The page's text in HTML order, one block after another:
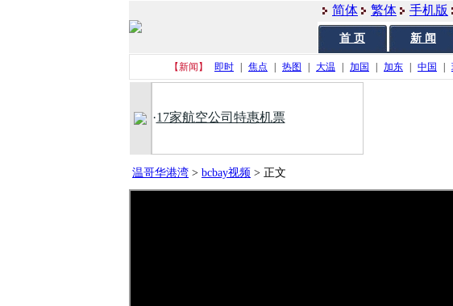
简体 繁体 手机版
首 页 新 闻
【新闻】 即时 焦点 热图 大温 加国 加东 中国
·17家航空公司特惠机票
温哥华港湾 > bcbay视频 > 正文